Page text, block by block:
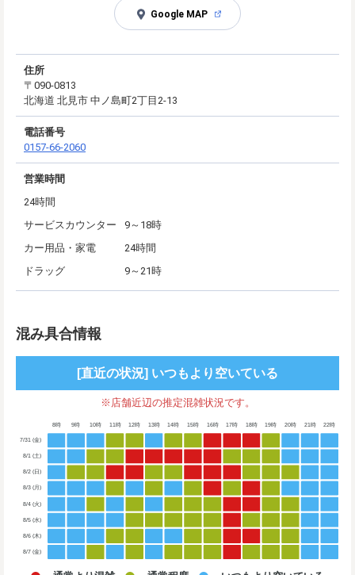
Google MAP
住所
〒090-0813
北海道 北見市 中ノ島町2丁目2-13
電話番号
0157-66-2060
営業時間
24時間
サービスカウンター
9～18時
カー用品・家電
24時間
ドラッグ
9～21時
混み具合情報